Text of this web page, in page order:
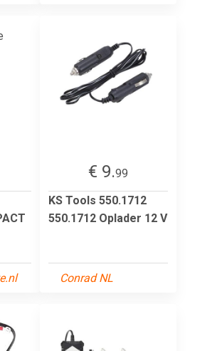
€ 9.99
KS Tools 550.1712
550.1712 Oplader 12 V
Conrad NL